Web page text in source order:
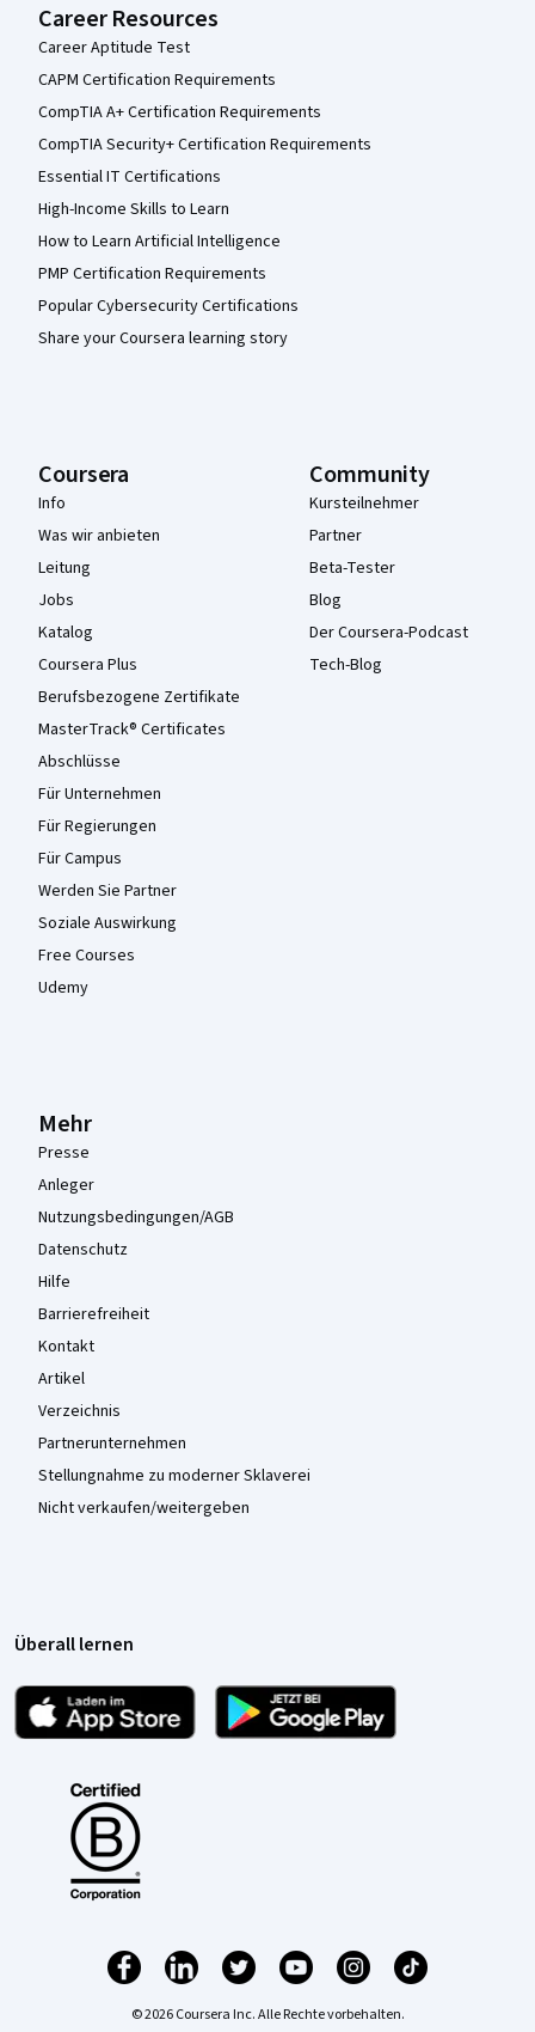
Career Resources
Career Aptitude Test
CAPM Certification Requirements
CompTIA A+ Certification Requirements
CompTIA Security+ Certification Requirements
Essential IT Certifications
High-Income Skills to Learn
How to Learn Artificial Intelligence
PMP Certification Requirements
Popular Cybersecurity Certifications
Share your Coursera learning story
Coursera
Info
Was wir anbieten
Leitung
Jobs
Katalog
Coursera Plus
Berufsbezogene Zertifikate
MasterTrack® Certificates
Abschlüsse
Für Unternehmen
Für Regierungen
Für Campus
Werden Sie Partner
Soziale Auswirkung
Free Courses
Udemy
Community
Kursteilnehmer
Partner
Beta-Tester
Blog
Der Coursera-Podcast
Tech-Blog
Mehr
Presse
Anleger
Nutzungsbedingungen/AGB
Datenschutz
Hilfe
Barrierefreiheit
Kontakt
Artikel
Verzeichnis
Partnerunternehmen
Stellungnahme zu moderner Sklaverei
Nicht verkaufen/weitergeben
Überall lernen
© 2026 Coursera Inc. Alle Rechte vorbehalten.